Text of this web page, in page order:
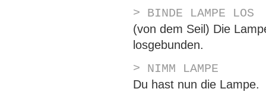
> BINDE LAMPE LOS
(von dem Seil) Die
losgebunden.
> NIMM LAMPE
Du hast nun die Lampe.